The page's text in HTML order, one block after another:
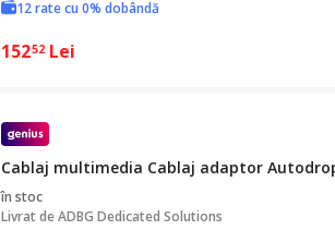
12 rate cu 0% dobândă
15252 Lei
Cablaj multimedia Cablaj adaptor
în stoc
Livrat deADBG Dedicated Solutions